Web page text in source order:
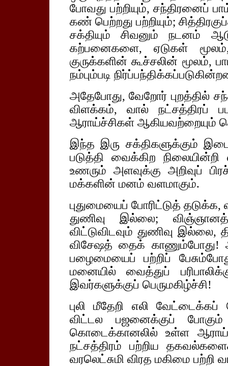
போவது பற்றியும், சந்திரனைப்
கண் பெற்றது பற்றியும்;
சக்தியும் சிவனும் நடனம்
கற்பனைகளை, ஏடுகள்
குருக்களின் கூச்சலின்
நம்பும்படி
அதேபோது, வேறோர் புறத்தில்
விளக்கம், வால் நட்சத்திரப்
ஆராய்ச்சிகள்
இந்த இரு சக்திகளுக்கும்
படுத்தி வைக்கிற
உணரும் அளவுக்கு அறிவுப்
மக்களின் மனம் வளமாகும்.
புதுமையைப் போரிட்டுத்
துணிவு இல்லை;
விட்டுவிடவும் துணிவு
விசேஷத் தைக் காணும்போது!
பழைமையைப் பற்றிப்
மனையில் வைத்துப்
இவர்களுக்குப் பெருமகிழ்ச்சி!
புலி மீதேறி எலி
விட்டல பஜனைக்குப்
கொடைக்கானலில் உள்ள
நட்சத்திரம் பற்றிய
வரலெட்சுமி விரத மகிமை பற்றி